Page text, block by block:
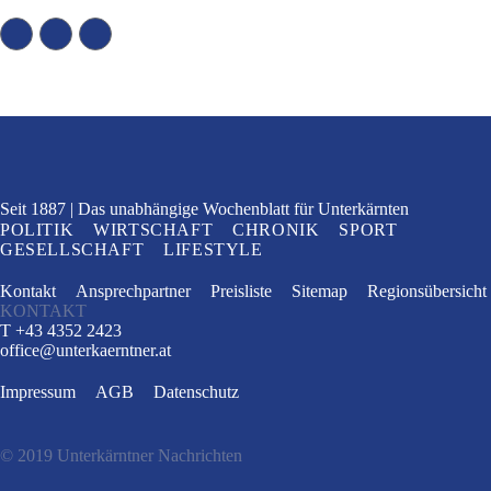
Seit 1887 Das unabhängige Wochenblatt für Unterkärnten
POLITIK
WIRTSCHAFT CHRONIK
SPORT
GESELLSCHAFT
LIFESTYLE
Kontakt Ansprechpartner Preisliste Sitemap
Regionsübersicht
KONTAKT
T +43 4352 2423
office@unterkaerntner.at
Impressum AGB Datenschutz
© 2019 Unterkärntner Nachrichten